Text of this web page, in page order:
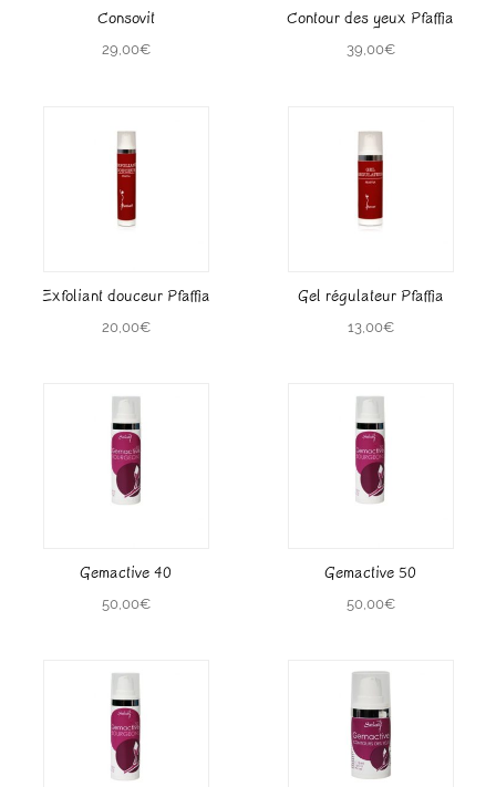
Consovit
29,00€
Contour des yeux Pfaffia
39,00€
Exfoliant douceur Pfaffia
20,00€
Gel régulateur Pfaffia
13,00€
Gemactive 40
50,00€
Gemactive 50
50,00€